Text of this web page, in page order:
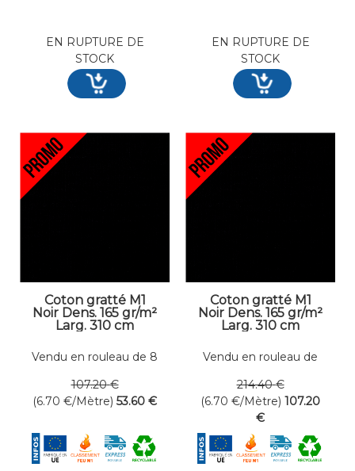
EN RUPTURE DE
STOCK
EN RUPTURE DE
STOCK
Coton gratté M1
Noir Dens. 165 gr/m²
Larg. 310 cm
Vendu en rouleau de 8
107.20 €
(6.70 €/Mètre) 53.60 €
Coton gratté M1
Noir Dens. 165 gr/m²
Larg. 310 cm
Vendu en rouleau de
214.40 €
(6.70 €/Mètre) 107.20
€